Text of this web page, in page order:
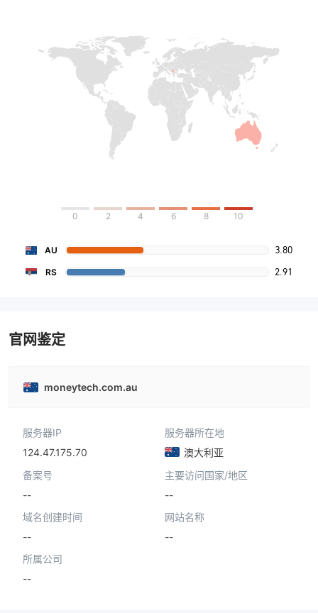
0 2 4 6 8 10
AU 3.80
RS 2.91
官网鉴定
moneytech.com.au
服务器IP
124.47.175.70
服务器所在地
澳大利亚
备案号
--
主要访问国家/地区
--
域名创建时间
--
网站名称
--
所属公司
--